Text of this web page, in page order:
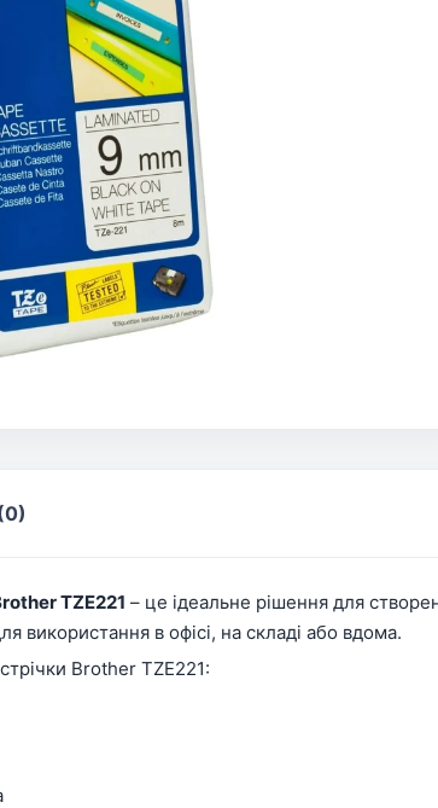
TZE221 – це ідеальне рішення для
використання в офісі, на складі або вдома.
Brother TZE221: